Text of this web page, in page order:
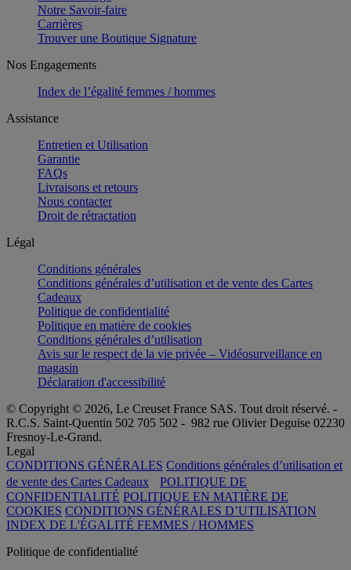
Notre Savoir-faire
Carrières
Trouver une Boutique Signature
Nos Engagements
Index de l’égalité femmes / hommes
Assistance
Entretien et Utilisation
Garantie
FAQs
Livraisons et retours
Nous contacter
Droit de rétractation
Légal
Conditions générales
Conditions générales d’utilisation et de vente des Cartes
Cadeaux
Politique de confidentialité
Politique en matière de cookies
Conditions générales d’utilisation
Avis sur le respect de la vie privée – Vidéosurveillance en
magasin
Déclaration d'accessibilité
© Copyright © 2026, Le Creuset France SAS. Tout droit réservé. -
R.C.S. Saint-Quentin 502 705 502 - 982 rue Olivier Deguise 02230
Fresnoy-Le-Grand.
Legal
CONDITIONS GÉNÉRALES Conditions générales d’utilisation et
de vente des Cartes Cadeaux
POLITIQUE DE
CONFIDENTIALITÉ POLITIQUE EN MATIÈRE DE
COOKIES CONDITIONS GÉNÉRALES D’UTILISATION
INDEX DE L'ÉGALITÉ FEMMES / HOMMES
Politique de confidentialité